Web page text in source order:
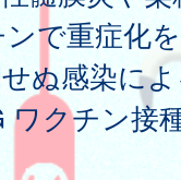
で重症化
ぬ感染に
ワクチン接